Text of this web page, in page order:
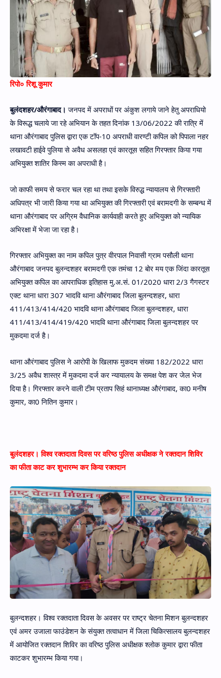
रिपो० रिशू कुमार
बुलंदशहर/औरंगाबाद। जनपद में अपराधों पर अंकुश लगाये जाने हेतु अपराधियो
के विरूद्ध चलाये जा रहे अभियान के तहत दिनांक 13/06/2022 की रात्रि में
थाना औरंगाबाद पुलिस द्वारा एक टॉप-10 अपराधी वारण्टी कपिल को पिपाला नहर
लखावटी हाईवे पुलिया से अवैध असलहा एवं कारतूस सहित गिरफ्तार किया गया
अभियुक्त शातिर किस्म का अपराधी है।
जो काफी समय से फरार चल रहा था तथा इसके विरुद्ध न्यायालय से गिरफ्तारी
अधिपत्र भी जारी किया गया था अभियुक्त की गिरफ्तारी एवं बरामदगी के सम्बन्ध में
थाना औरंगाबाद पर अग्रिम वैधानिक कार्यवाही करते हुए अभियुक्त को न्यायिक
अभिरक्षा में भेजा जा रहा है।
गिरफ्तार अभियुक्त का नाम कपिल पुत्र वीरपाल निवासी ग्राम पसौली थाना
औरंगाबाद जनपद बुलन्दशहर बरामदगी एक तमंचा 12 बोर मय एक जिंदा कारतूस
अभियुक्त कपिल का आपराधिक इतिहास मु.अ.सं. 01/2020 धारा 2/3 गैगस्टर
एक्ट थाना धारा 307 भादवि थाना औरंगाबाद जिला बुलन्दशहर, धारा
411/413/414/420 भादवि थाना औरंगाबाद जिला बुलन्दशहर, धारा
411/413/414/419/420 भादवि थाना औरंगाबाद जिला बुलन्दशहर पर
मुकदमा दर्ज है।
थाना औरंगाबाद पुलिस ने आरोपी के खिलाफ मुकदम संख्या 182/2022 धारा
3/25 अवैध शास्त्र में मुकदमा दर्ज कर न्यायालय के समक्ष पेश कर जेल भेज
दिया है। गिरफ्तार करने वाली टीम प्रताप सिहं थानाध्यक्ष औरंगाबाद, का0 मनीष
कुमार, का0 नितिन कुमार।
बुलंदशहर। विश्व रक्तदाता दिवस पर वरिष्ठ पुलिस अधीक्षक ने रक्तदान शिविर
का फीता काट कर शुभारम्भ कर किया रक्तदान
बुलन्दशहर। विश्व रक्तदाता दिवस के अवसर पर राष्ट्र चेतना मिशन बुलन्दशहर
एवं अमर उजाला फाउंडेशन के संयुक्त तत्वाधान में जिला चिकित्सालय बुलन्दशहर
में आयोजित रक्तदान शिविर का वरिष्ठ पुलिस अधीक्षक श्लोक कुमार द्वारा फीता
काटकर शुभारम्भ किया गया।